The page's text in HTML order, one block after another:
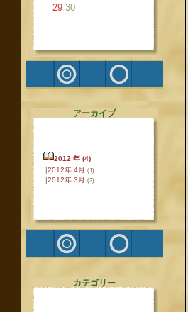
29 30
アーカイブ
2012 年 (4)
|2012年 4月 (1)
|2012年 3月 (3)
カテゴリー